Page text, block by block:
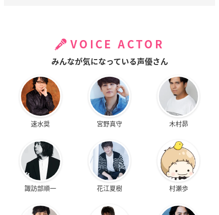
VOICE ACTOR
みんなが気になっている声優さん
速水奨 宮野真守 木村昴
諏訪部順一 花江夏樹 村瀬歩